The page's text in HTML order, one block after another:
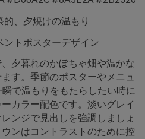
的、夕焼けの温もり
ントポスターデザイン
夕暮れのかぼちゃ畑や温かな
す。季節のポスターやメニュ
で温もりをもたらしたい時に
カラー配色です。淡いグレイ
ンジで見出しを強調しましょ
ンはコントラストのために控